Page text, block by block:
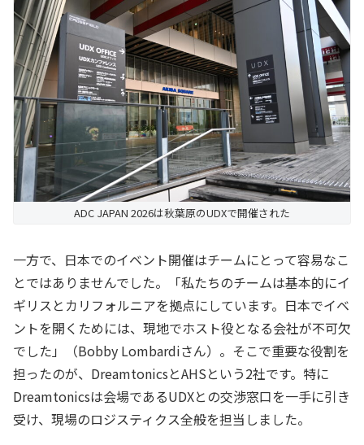
ADC JAPAN 2026は秋葉原のUDXで開催された
一方で、日本でのイベント開催はチームにとって容易なこ
とではありませんでした。「私たちのチームは基本的にイ
ギリスとカリフォルニアを拠点にしています。日本でイベ
ントを開くためには、現地でホスト役となる会社が不可欠
でした」（Bobby Lombardiさん）。そこで重要な役割を
担ったのが、DreamtonicsとAHSという2社です。特に
Dreamtonicsは会場であるUDXとの交渉窓口を一手に引き
受け、現場のロジスティクス全般を担当しました。